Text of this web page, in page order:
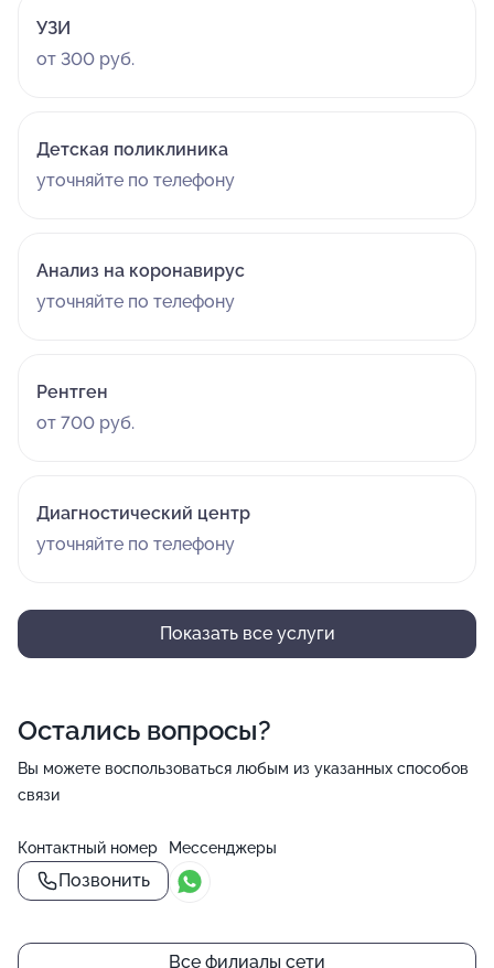
УЗИ
от 300 руб.
Детская поликлиника
уточняйте по телефону
Анализ на коронавирус
уточняйте по телефону
Рентген
от 700 руб.
Диагностический центр
уточняйте по телефону
Показать все услуги
Остались вопросы?
Вы можете воспользоваться любым из указанных способов
связи
Контактный номер
Позвонить
Мессенджеры
Все филиалы сети